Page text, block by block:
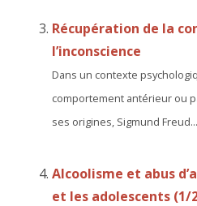
Récupération de la
l’inconscience
Dans un contexte
comportement antérieur ou
ses origines, Sigmund Freud...
Alcoolisme et abus
et les adolescents (1/